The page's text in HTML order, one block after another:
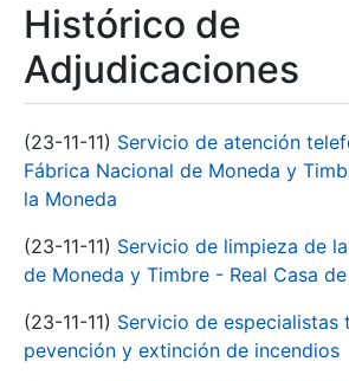
Histórico de
Adjudicaciones
(23-11-11) Servicio de atención
Fábrica Nacional de Moneda y
la Moneda
(23-11-11) Servicio de limpieza de
de Moneda y Timbre - Real Casa
(23-11-11) Servicio de especialistas
pevención y extinción de incendios